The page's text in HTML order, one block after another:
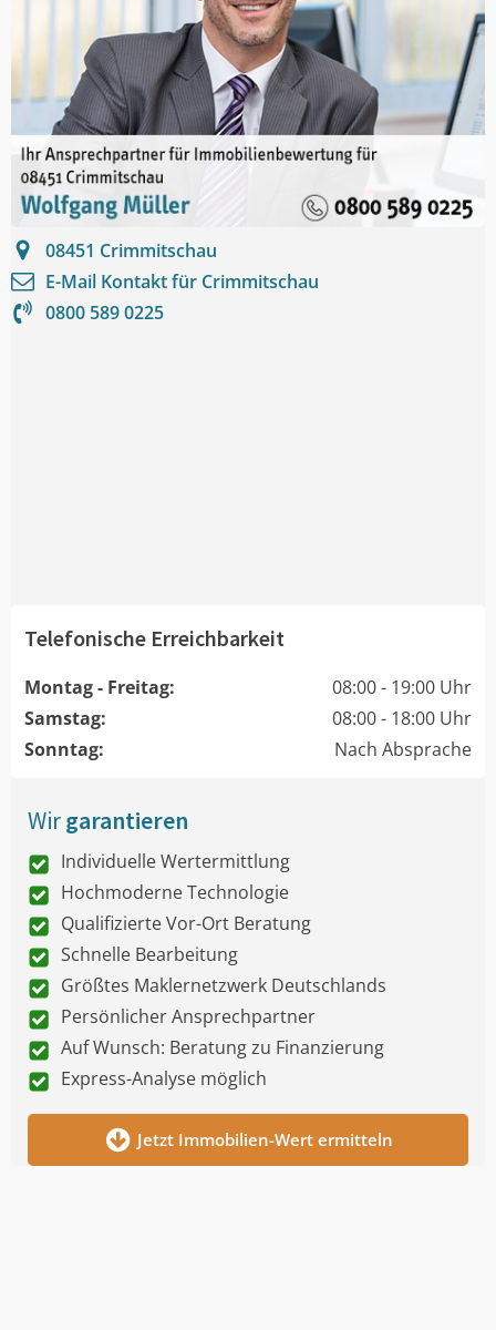
08451 Crimmitschau
E-Mail Kontakt für Crimmitschau
0800 589 0225
Telefonische Erreichbarkeit
Montag - Freitag:
08:00 - 19:00 Uhr
Samstag:
08:00 - 18:00 Uhr
Sonntag:
Nach Absprache
Wirgarantieren
Individuelle Wertermittlung
Hochmoderne Technologie
Qualifizierte Vor-Ort Beratung
Schnelle Bearbeitung
Größtes Maklernetzwerk Deutschlands
Persönlicher Ansprechpartner
Auf Wunsch: Beratung zu Finanzierung
Express-Analyse möglich
Jetzt Immobilien-Wert ermitteln